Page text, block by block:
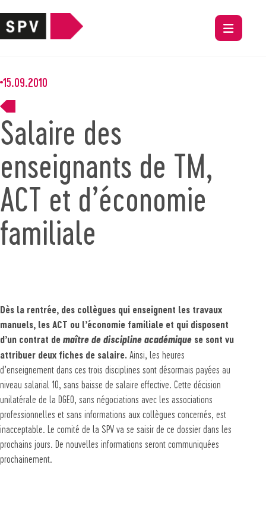
15.09.2010
Salaire des
enseignants de TM,
ACT et d’économie
familiale
Dès la rentrée, des collègues qui enseignent les travaux
manuels, les ACT ou l’économie familiale et qui disposent
d’un contrat de maître de discipline académique se sont vu
attribuer deux fiches de salaire. Ainsi, les heures
d’enseignement dans ces trois disciplines sont désormais payées au
niveau salarial 10, sans baisse de salaire effective. Cette décision
unilatérale de la DGEO, sans négociations avec les associations
professionnelles et sans informations aux collègues concernés, est
inacceptable. Le comité de la SPV va se saisir de ce dossier dans les
prochains jours. De nouvelles informations seront communiquées
prochainement.